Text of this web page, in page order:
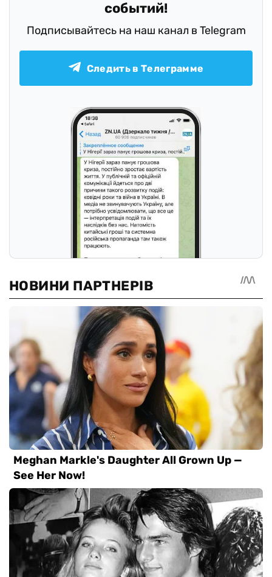
событий!
Подписывайтесь на наш канал в Telegram
Следить в Телеграмме